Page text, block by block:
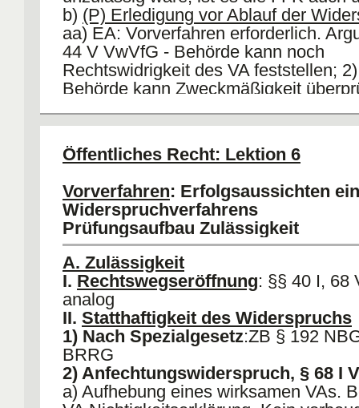
b) (P) Erledigung vor Ablauf der
aa) EA: Vorverfahren erforderlich.
44 V VwVfG - Behörde kann noch
Rechtswidrigkeit des VA feststellen;
Behörde kann Zweckmäßigkeit
Verpflichtungsklage. Folge:
bb) HM: 1) Bürger will Bindung durch
FFK hat Ähnlichkeit mit
kein Vorverfahren braucht.
c) Klagefrist: EA § 74 VwGO (nähe zu
Anfechtungsklage); AA. § 74 VwGO
kein Vorverfahren); HM: Nur
Feststellungklage).
Öffentliches Recht: Lektion 6
Vorverfahren: Erfolgsaussichten
Widerspruchverfahrens
Prüfungsaufbau Zulässigkeit
A. Zulässigkeit
I. Rechtswegseröffnung: §§ 40 I, 68
analog
II. Statthaftigkeit des Widerspruchs
1) Nach Spezialgesetz:ZB § 192
BRRG
2) Anfechtungswiderspruch, § 68 I
a) Aufhebung eines wirksamen VAs.